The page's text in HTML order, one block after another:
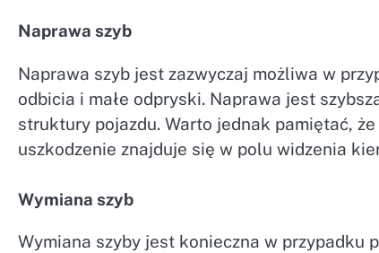
Naprawa szyb
Naprawa szyb jest zazwyczaj możliwa w
odbicia i małe odpryski. Naprawa jest
struktury pojazdu. Warto jednak pamiętać,
uszkodzenie znajduje się w polu widzenia
Wymiana szyb
Wymiana szyby jest konieczna w przypadku